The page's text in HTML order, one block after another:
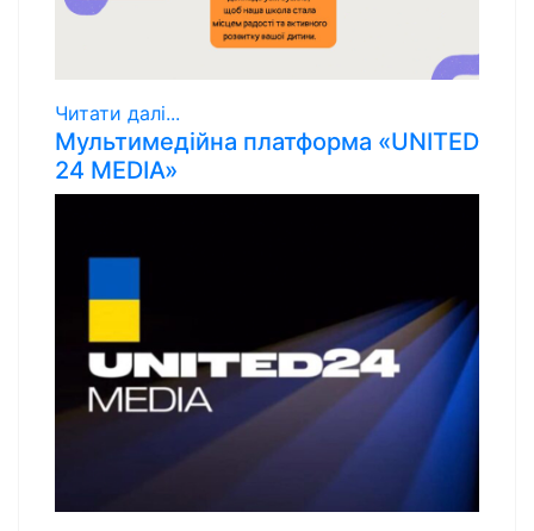
Читати далі...
Мультимедійна платформа «UNITED
24 MEDIA»